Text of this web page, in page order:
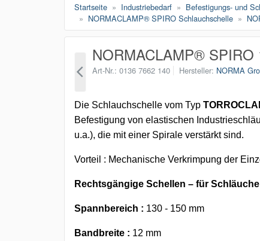
Startseite Industriebedarf Befestigungs- und
NORMACLAMP® SPIRO Schlauchschelle
NORMACLAMP® SPIRO
Art-Nr. 0136 7662 140 Hersteller NORMA
Die Schlauchschelle vom Typ
Befestigung von elastischen
u.a.), die mit einer Spirale verstärkt sind.
Vorteil : Mechanische Verkrimpung der
Rechtsgängige Schellen – für
Spannbereich : 130 - 150 mm
Bandbreite : 12 mm